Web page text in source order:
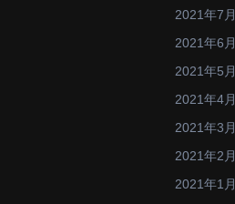
2021年7月
2021年6月
2021年5月
2021年4月
2021年3月
2021年2月
2021年1月